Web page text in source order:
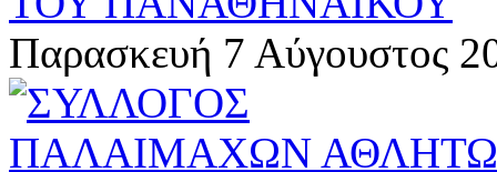
Παρασκευή 7 Αύγουστος